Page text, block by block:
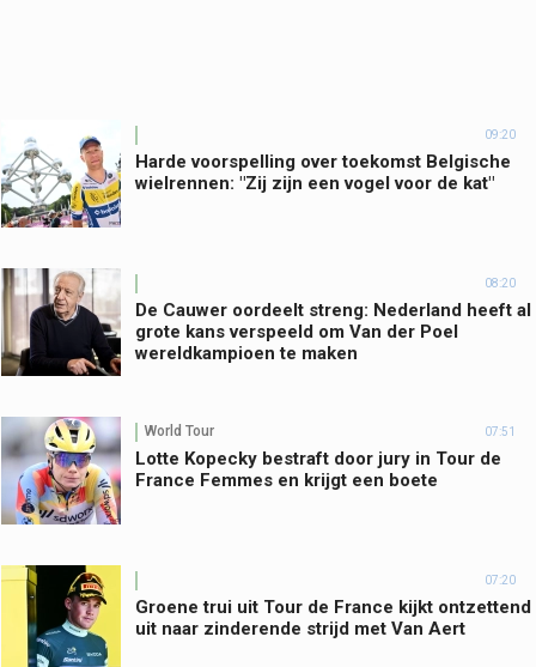
09:20
Harde voorspelling over toekomst Belgische
wielrennen: "Zij zijn een vogel voor de kat"
08:20
De Cauwer oordeelt streng: Nederland heeft al
grote kans verspeeld om Van der Poel
wereldkampioen te maken
World Tour 07:51
Lotte Kopecky bestraft door jury in Tour de
France Femmes en krijgt een boete
07:20
Groene trui uit Tour de France kijkt ontzettend
uit naar zinderende strijd met Van Aert